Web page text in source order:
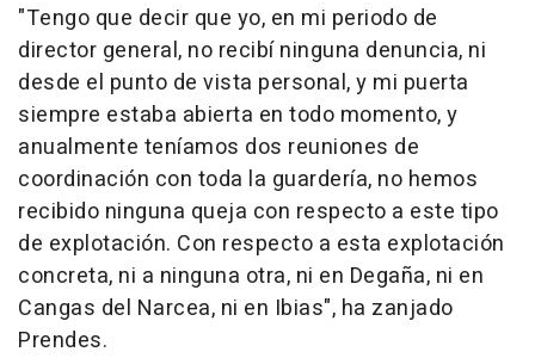
"Tengo que decir que yo, en mi periodo de
director general, no recibí ninguna denuncia, ni
desde el punto de vista personal, y mi puerta
siempre estaba abierta en todo momento, y
anualmente teníamos dos reuniones de
coordinación con toda la guardería, no hemos
recibido ninguna queja con respecto a este tipo
de explotación. Con respecto a esta explotación
concreta, ni a ninguna otra, ni en Degaña, ni en
Cangas del Narcea, ni en Ibias", ha zanjado
Prendes.